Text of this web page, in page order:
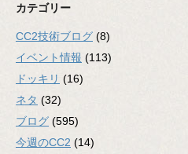
カテゴリー
CC2技術ブログ (8)
イベント情報 (113)
ドッキリ (16)
ネタ (32)
ブログ (595)
今週のCC2 (14)